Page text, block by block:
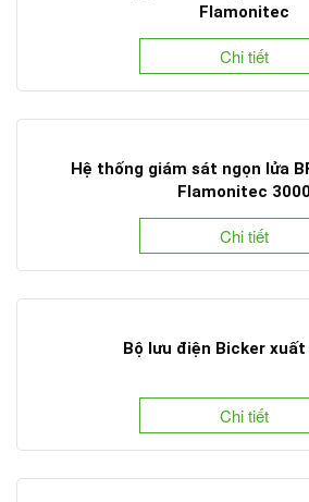
Flamonitec
Chi tiết
Hệ thống giám sát ngọn lửa
Flamonitec
Chi tiết
Bộ lưu điện Bicker
Chi tiết